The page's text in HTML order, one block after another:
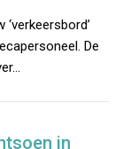
De
in